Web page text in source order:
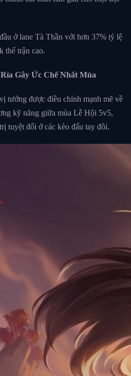
ở lane Tà Thần với hơn 37% tỷ lệ
thế trận cao.
Gây Ức Chế Nhất Mùa
tướng được điều chỉnh mạnh mẽ về
kỹ năng giữa mùa Lễ Hội 5v5,
tuyệt đối ở các kèo đấu tay đôi.